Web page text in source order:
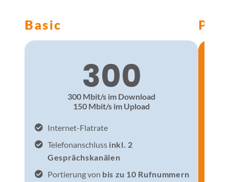
Basic
300
300 Mbit/s im Download
150 Mbit/s im Upload
Internet-Flatrate
Telefonanschluss inkl. 2
Gesprächskanälen
Portierung von bis zu 10 Rufnummern
Plus